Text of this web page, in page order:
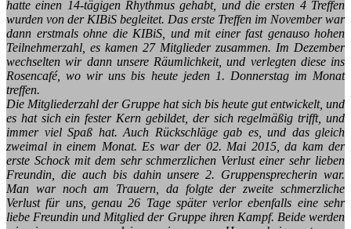
hatte einen 14-tägigen Rhythmus gehabt, und die ersten 4 Treffen
wurden von der KIBiS begleitet. Das erste Treffen im November war
dann erstmals ohne die KIBiS, und mit einer fast genauso hohen
Teilnehmerzahl, es kamen 27 Mitglieder zusammen. Im Dezember
wechselten wir dann unsere Räumlichkeit, und verlegten diese ins
Rosencafé, wo wir uns bis heute jeden 1. Donnerstag im Monat
treffen.
Die Mitgliederzahl der Gruppe hat sich bis heute gut entwickelt, und
es hat sich ein fester Kern gebildet, der sich regelmäßig trifft, und
immer viel Spaß hat. Auch Rückschläge gab es, und das gleich
zweimal in einem Monat. Es war der 02. Mai 2015, da kam der
erste Schock mit dem sehr schmerzlichen Verlust einer sehr lieben
Freundin, die auch bis dahin unsere 2. Gruppensprecherin war.
Man war noch am Trauern, da folgte der zweite schmerzliche
Verlust für uns, genau 26 Tage später verlor ebenfalls eine sehr
liebe Freundin und Mitglied der Gruppe ihren Kampf. Beide werden